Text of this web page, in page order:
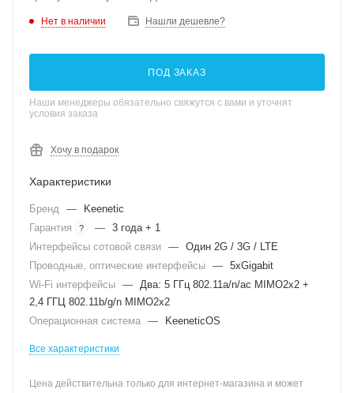
Нет в наличии Нашли дешевле?
ПОД ЗАКАЗ
Наши менеджеры обязательно свяжутся с вами и уточнят
условия заказа
Хочу в подарок
Характеристики
Бренд —
Keenetic
Гарантия
? — 3 года + 1
Интерфейсы сотовой связи — Один 2G / 3G / LTE
Проводные, оптические интерфейсы — 5xGigabit
Wi-Fi интерфейсы — Два: 5 ГГц 802.11a/n/ac MIMO2x2 +
2,4 ГГЦ 802.11b/g/n MIMO2x2
Операционная система — KeeneticOS
Все характеристики
Цена действительна только для интернет-магазина и может